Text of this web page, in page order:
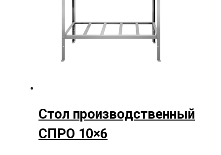
Стол производственный
СПРО 10×6